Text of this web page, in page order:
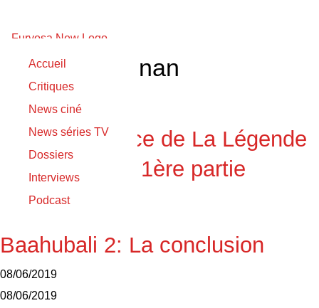
Accueil
Critiques
News ciné
News séries TV
Dossiers
Interviews
Podcast
Ramya Krishnan
09/06/2019
09/06/2019
Bande-annonce de La Légende
de Baahubali: 1ère partie
09/06/2019
Baahubali 2: La conclusion
08/06/2019
08/06/2019